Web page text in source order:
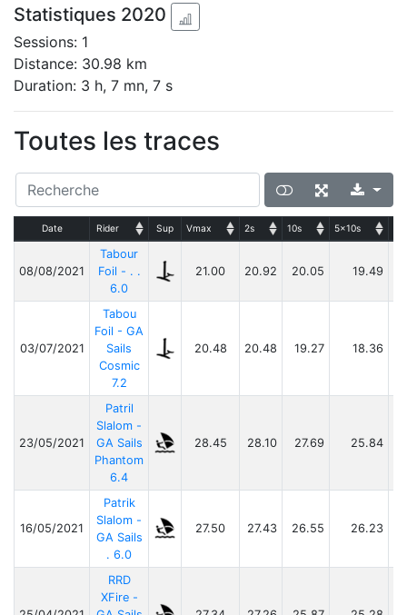
Statistiques 2020
Sessions: 1
Distance: 30.98 km
Duration: 3 h, 7 mn, 7 s
Toutes les traces
Date Rider Sup Vmax 2s 10s 5x10s
08/08/2021
Tabour
Foil - . .
6.0
21.00 20.92 20.05 19.49
03/07/2021
Tabou
Foil - GA
Sails
Cosmic
7.2
20.48 20.48 19.27 18.36
23/05/2021
Patril
Slalom -
GA Sails
Phantom
6.4
28.45 28.10 27.69 25.84
16/05/2021
Patrik
Slalom -
GA Sails
. 6.0
27.50 27.43 26.55 26.23
RRD
XFire -